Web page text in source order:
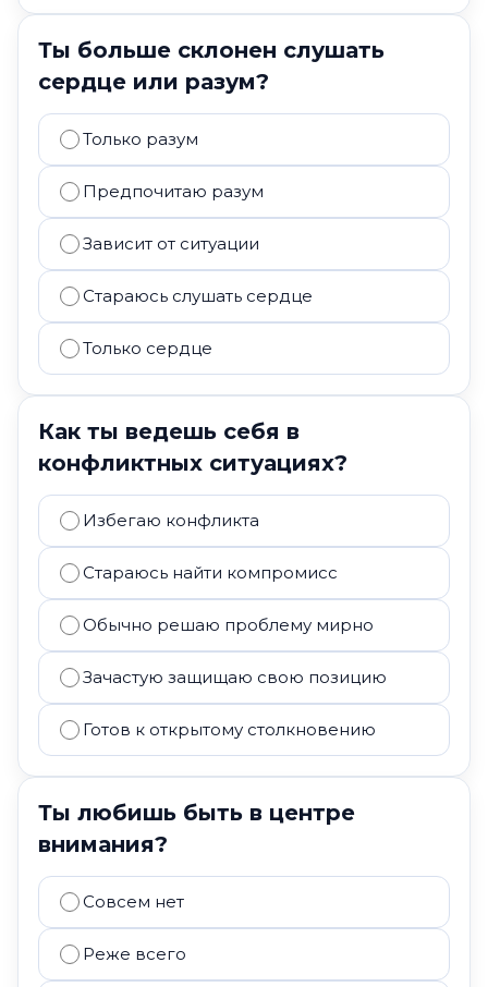
Ты больше склонен слушать
сердце или разум?
Только разум
Предпочитаю разум
Зависит от ситуации
Стараюсь слушать сердце
Только сердце
Как ты ведешь себя в
конфликтных ситуациях?
Избегаю конфликта
Стараюсь найти компромисс
Обычно решаю проблему мирно
Зачастую защищаю свою позицию
Готов к открытому столкновению
Ты любишь быть в центре
внимания?
Совсем нет
Реже всего